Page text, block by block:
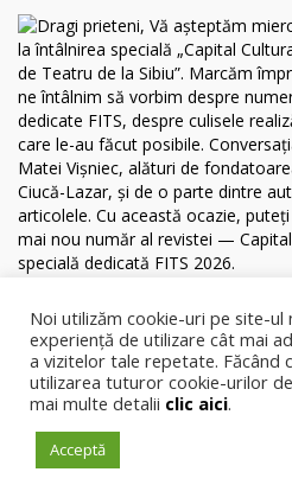
Noi utilizăm cookie-uri pe site-
experiență de utilizare cât mai
a vizitelor tale repetate. Făcând
utilizarea tuturor cookie-urilor
mai multe detalii clic aici.
Acceptă